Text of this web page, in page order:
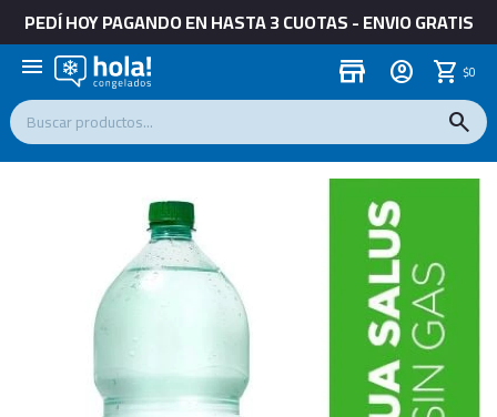
PEDÍ HOY PAGANDO EN HASTA 3 CUOTAS - ENVIO GRATIS
menu store $0